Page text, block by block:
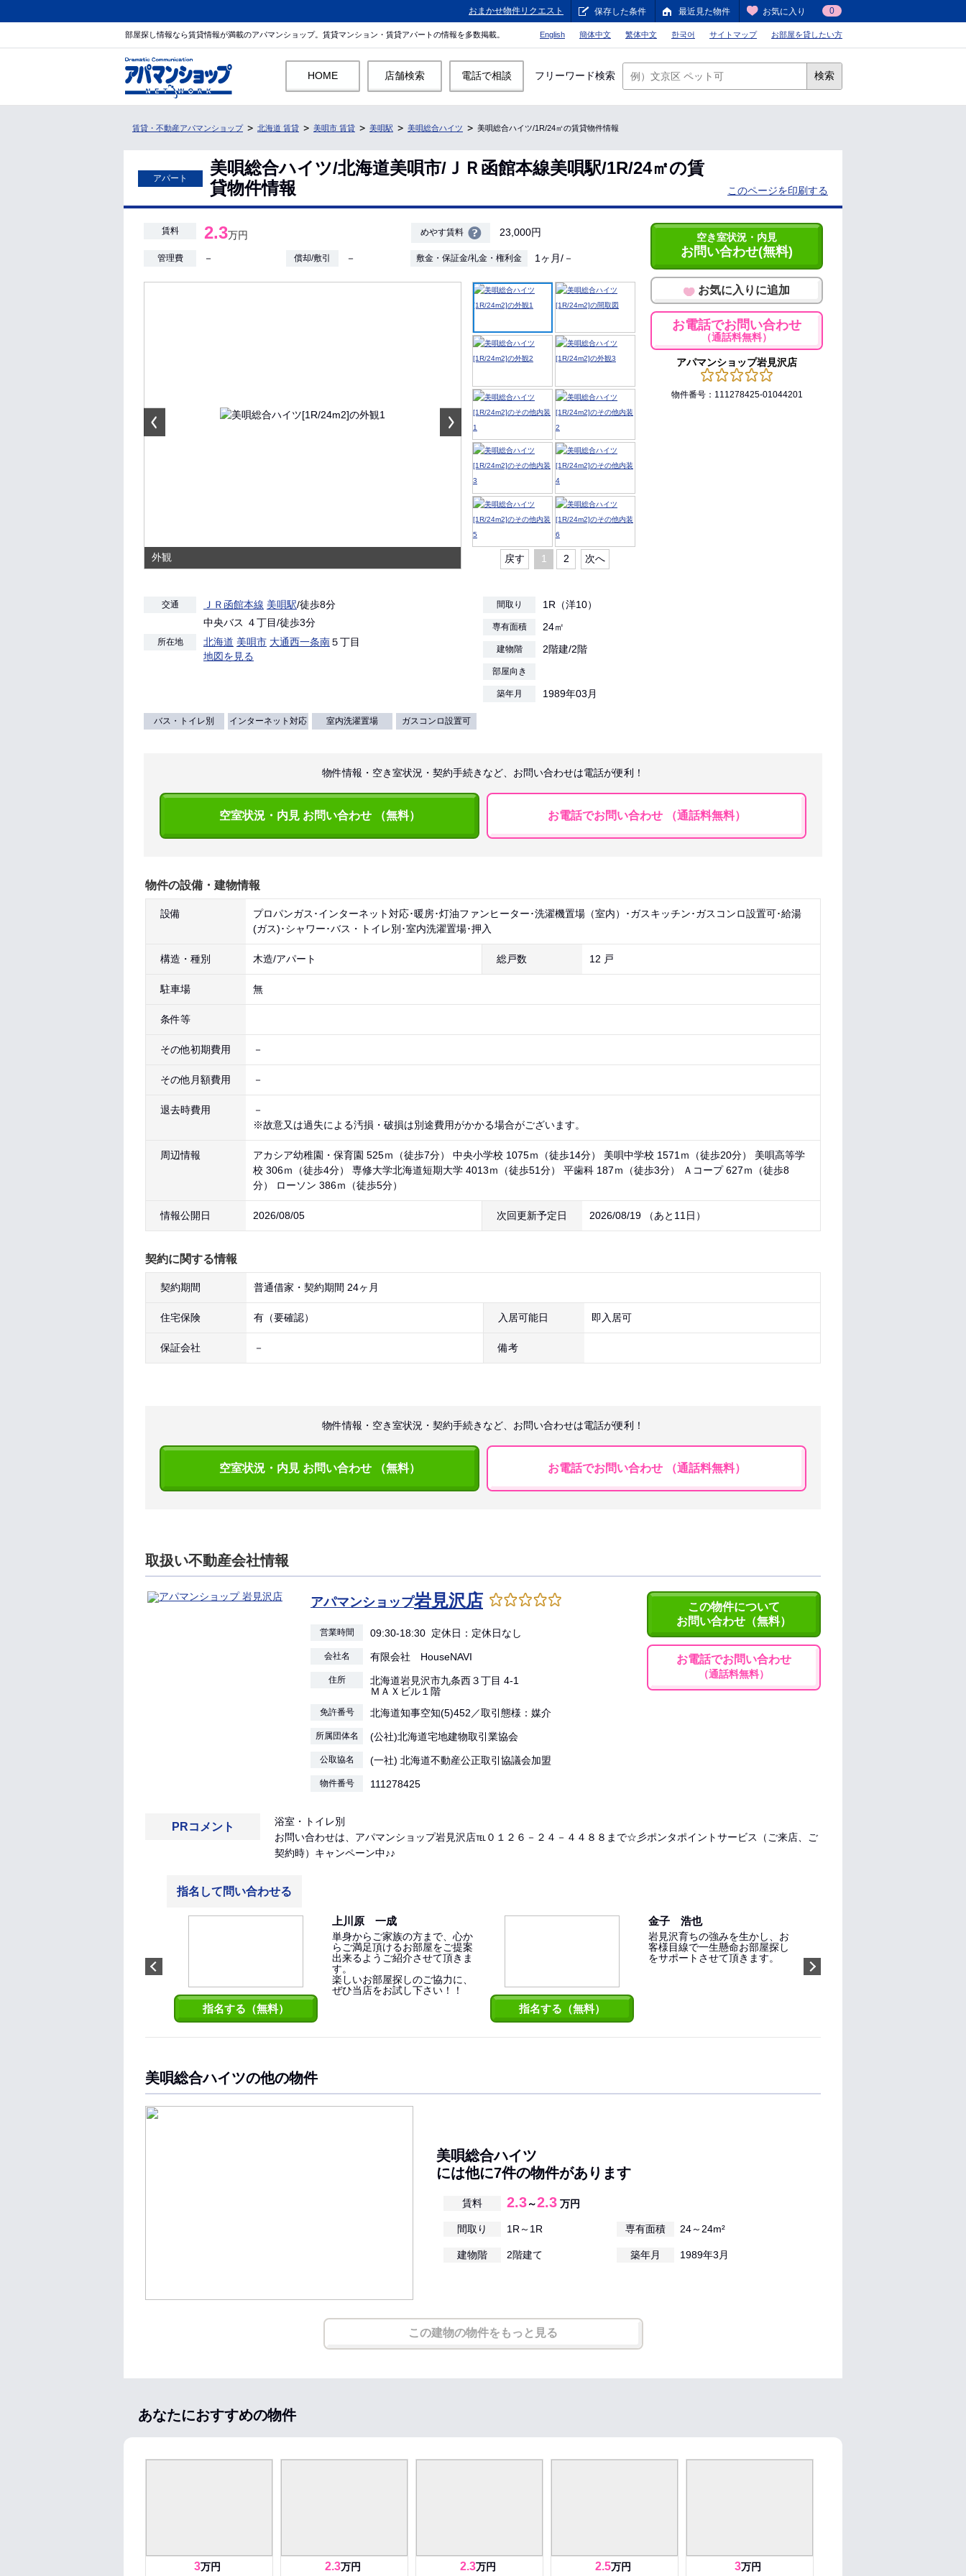
おまかせ物件リクエスト 保存した条件 最近見た物件 お気に入り 0
部屋探し情報なら賃貸情報が満載のアパマンショップ。賃貸マンション・賃貸アパートの情報を多数掲載。 English 簡体中文 繁体中文 한국어 サイトマップ お部屋を貸したい方
HOME 店舗検索 電話で相談 フリーワード検索 検索
賃貸・不動産アパマンショップ 北海道 賃貸 美唄市 賃貸 美唄駅 美唄総合ハイツ 美唄総合ハイツ/1R/24㎡の賃貸物件情報
アパート
美唄総合ハイツ/北海道美唄市/ＪＲ函館本線美唄駅/1R/24㎡の賃
貸物件情報
このページを印刷する
賃料 2.3万円 めやす賃料 23,000円
管理費 － 償却/敷引 － 敷金・保証金/礼金・権利金 1ヶ月/－
外観 戻す 1 2 次へ
空き室状況・内見
お問い合わせ(無料)
お気に入りに追加
お電話でお問い合わせ
（通話料無料）
アパマンショップ岩見沢店
物件番号：111278425-01044201
交通 ＪＲ函館本線 美唄駅/徒歩8分
中央バス ４丁目/徒歩3分
所在地 北海道 美唄市 大通西一条南５丁目
地図を見る
間取り 1R（洋10）
専有面積 24㎡
建物階 2階建/2階
部屋向き
築年月 1989年03月
バス・トイレ別 インターネット対応 室内洗濯置場 ガスコンロ設置可
物件情報・空き室状況・契約手続きなど、お問い合わせは電話が便利！
空室状況・内見 お問い合わせ （無料） お電話でお問い合わせ （通話料無料）
物件の設備・建物情報
設備
プロパンガス･インターネット対応･暖房･灯油ファンヒーター･洗濯機置場（室内）･ガスキッチン･ガスコンロ設置可･給湯
(ガス)･シャワー･バス・トイレ別･室内洗濯置場･押入
構造・種別 木造/アパート 総戸数 12 戸
駐車場 無
条件等
その他初期費用 －
その他月額費用 －
退去時費用
－
※故意又は過失による汚損・破損は別途費用がかかる場合がございます。
周辺情報
アカシア幼稚園・保育園 525ｍ（徒歩7分） 中央小学校 1075ｍ（徒歩14分） 美唄中学校 1571ｍ（徒歩20分） 美唄高等学
校 306ｍ（徒歩4分） 専修大学北海道短期大学 4013ｍ（徒歩51分） 平歯科 187ｍ（徒歩3分） Ａコープ 627ｍ（徒歩8
分） ローソン 386ｍ（徒歩5分）
情報公開日 2026/08/05 次回更新予定日 2026/08/19 （あと 11日 ）
契約に関する情報
契約期間 普通借家・契約期間 24ヶ月
住宅保険 有（要確認） 入居可能日 即入居可
保証会社 － 備考
物件情報・空き室状況・契約手続きなど、お問い合わせは電話が便利！
空室状況・内見 お問い合わせ （無料） お電話でお問い合わせ （通話料無料）
取扱い不動産会社情報
アパマンショップ岩見沢店
営業時間 09:30-18:30 定休日：定休日なし
会社名 有限会社 HouseNAVI
住所
北海道岩見沢市九条西３丁目 4-1
ＭＡＸビル１階
免許番号 北海道知事空知(5)452／取引態様：媒介
所属団体名 (公社)北海道宅地建物取引業協会
公取協名 (一社) 北海道不動産公正取引協議会加盟
物件番号 111278425
この物件について
お問い合わせ（無料）
お電話でお問い合わせ
（通話料無料）
PRコメント
浴室・トイレ別
お問い合わせは、アパマンショップ岩見沢店℡０１２６－２４－４４８８まで☆彡ポンタポイントサービス（ご来店、ご
契約時）キャンペーン中♪♪
指名して問い合わせる
指名する（無料）
上川原 一成
単身からご家族の方まで、心か
らご満足頂けるお部屋をご提案
出来るようご紹介させて頂きま
す。
楽しいお部屋探しのご協力に、
ぜひ当店をお試し下さい！！
指名する（無料）
金子 浩也
岩見沢育ちの強みを生かし、お
客様目線で一生懸命お部屋探し
をサポートさせて頂きます。
美唄総合ハイツの他の物件
美唄総合ハイツ
には他に7件の物件があります
賃料 2.3～2.3 万円
間取り 1R～1R 専有面積 24～24m²
建物階 2階建て 築年月 1989年3月
この建物の物件をもっと見る
あなたにおすすめの物件
3万円 2.3万円 2.3万円 2.5万円 3万円